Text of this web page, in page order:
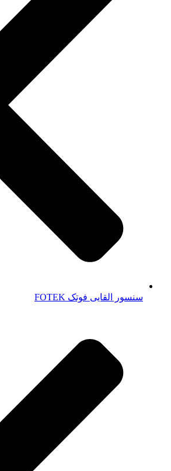
سنسور القایی فوتک FOTEK